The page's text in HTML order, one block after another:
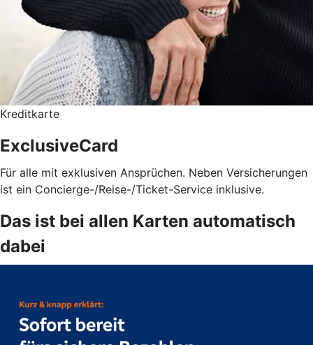
Kreditkarte
ExclusiveCard
Für alle mit exklusiven Ansprüchen. Neben Versicherungen
ist ein Concierge-/Reise-/Ticket-Service inklusive.
Das ist bei allen Karten automatisch
dabei